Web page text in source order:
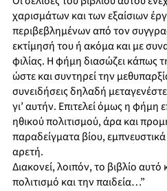
χαρισμάτων και των εξαίσιων
περιβεβλημένων από τον
εκτίμησή του ή ακόμα και με
φιλίας. Η φήμη διασώζει κάπως
ώστε και συντηρεί την
συνειδήσεις δηλαδή
γι’ αυτήν. Επιτελεί όμως η φήμη
ηθικού πολιτισμού, άρα και
παραδείγματα βίου,
αρετή.
Διακονεί, λοιπόν, το βιβλίο αυτό
πολιτισμό και την παιδεία…”